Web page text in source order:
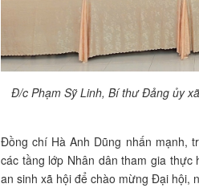
Đ/c Phạm Sỹ Linh, Bí thư Đảng ủy
Đồng chí Hà Anh Dũng nhấn mạnh,
các tầng lớp Nhân dân tham gia
an sinh xã hội để chào mừng Đại hội,